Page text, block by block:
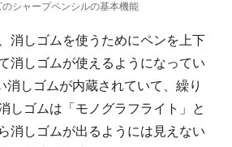
シャープペンシルの基本機能
消しゴムを使うためにペンを上下
消しゴムが使えるようになってい
しゴムが内蔵されていて、繰り
しゴムは「モノグラフライト」と
消しゴムが出るようには見えない